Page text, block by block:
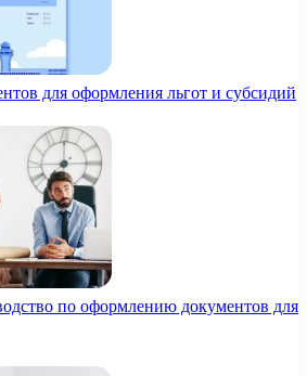
для оформления льгот и субсидий
по оформлению документов для